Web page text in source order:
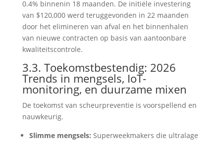
0.4% binnenin 18 maanden. De initiële investering
van $120,000 werd teruggevonden in 22 maanden
door het elimineren van afval en het binnenhalen
van nieuwe contracten op basis van aantoonbare
kwaliteitscontrole.
3.3. Toekomstbestendig: 2026
Trends in mengsels, IoT-
monitoring, en duurzame mixen
De toekomst van scheurpreventie is voorspellend en
nauwkeurig.
Slimme mengsels: Superweekmakers die ultralage